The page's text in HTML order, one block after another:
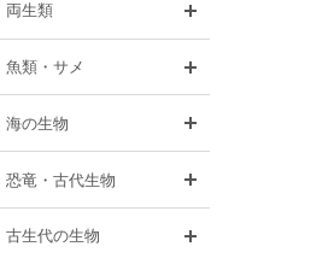
両生類
魚類・サメ
海の生物
恐竜・古代生物
古生代の生物